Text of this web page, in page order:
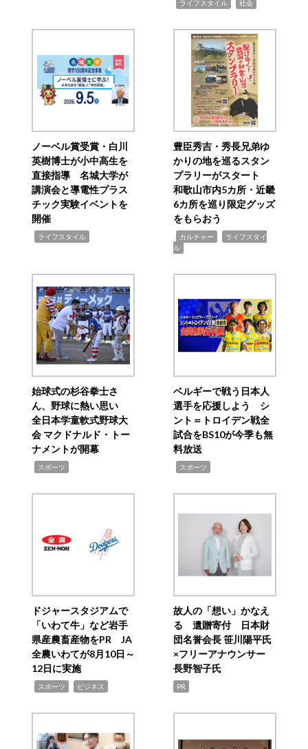
ライフスタイル 社会
ノーベル賞受賞・白川
英樹博士が小中高生を
直接指導 名城大学が
講演会と導電性プラス
チック実験イベントを
開催
ライフスタイル
豊臣秀吉・秀長兄弟ゆ
かりの地を巡るスタン
プラリーがスタート
和歌山市内5カ所・近畿
6カ所を巡り限定グッズ
をもらおう
カルチャー
ライフスタイ
ル
始球式の杉谷拳士さ
ん、野球に熱い思い
全日本学童軟式野球大
会 マクドナルド・トー
ナメントが開幕
スポーツ
ベルギーで戦う日本人
選手を応援しよう シ
ント＝トロイデン戦全
試合をBS10が今季も無
料放送
スポーツ
ドジャースタジアムで
「いわて牛」など岩手
県産農畜産物をPR JA
全農いわてが8月10日～
12日に実施
スポーツ ビジネス
故人の「想い」かなえ
る 遺贈寄付 日本財
団名誉会長 笹川陽平氏
×フリーアナウンサー
長野智子氏
PR